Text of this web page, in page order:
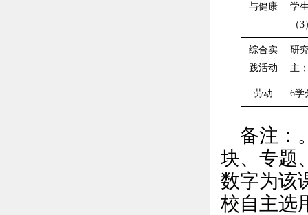
与健康
学
（
综合实
践活动
研
主
劳动 6学
备注：
块、专题
数字为该
校自主选